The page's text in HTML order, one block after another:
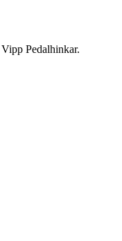
Pedalhinkar.